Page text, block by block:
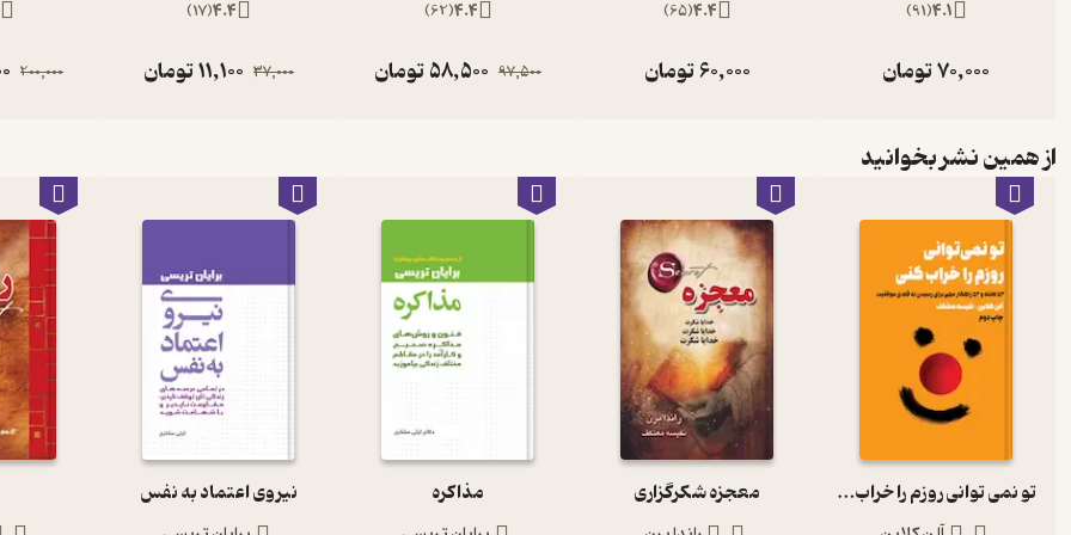
انرژی‌های پایین، انرژی‌های پایین را جذب می‌کنند. برخی انرژی‌های پایین عبارت‌اند از: عصبانیت، نفرت، شرم، گناه و ترس یا نگرانی. این انرژی‌ها
به شما قدرت می‌بخشند، به طور خودکار انرژی‌های پایین‌تر را خنثی کرده و از بین می‌برند. درست مانند روشنایی که باعث می‌شود تاریکی از بین
برود.
عشق و احترام نسبت به خودتان
اگر خود را بیشتر دوست بدارید، انرژی‌های بالاتر و سریع‌تر را جذب می‌کنید و درونتان را متحول می‌کنید. سعی کنید در افکار خود دیدگاه و نگرشی
داشته باشید که همواره در اختیارتان باشد. آن بعد الهی خود را تصور کنید که فقط شما را دوست دارد و شما را تأیید می‌کند. باید مدت مشخصی از
روز را در نظر بگیرید که فقط به این موضوع فکر کنید! به تدریج این دیدگاه شامل دیگران نیز می‌شود، یعنی احساس می‌کنید دیگران را نیز دوست
دارید حتی اگر فقط برای یک یا دو دقیقه باشد کم‌کم این انرژی به سوی شما برمی گردد و درنهایت قادر خواهید بود که عشق و شادی را برای هر
کسی و هر پدیده‌ای در جهان بفرستید. وقتی افکارتان متوجه انرژی‌های پایین، تمسخر یا نفرت یا گناه می‌شود به خود بیابید و حتی الامکان درست
در همان لحظه فکرتان را تغییر دهید، حداقل خود را به خاطر همین توجهی که برای تغییر فکرتان داشته‌اید، دوست بدارید.
4.1
(
91
)
70,000تومان
4.4
(
65
)
60,000تومان
4.4
(
62
)
97,500
58,500تومان
4.4
(
17
)
37,000
11,100تومان 200,000
از همین نشر بخوانید
تو نمی توانی روزم را خراب کنی معجزه شکرگزاری مذاکره نیروی اعتماد به نفس